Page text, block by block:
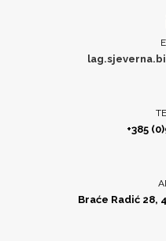
+385
Braće Radić 28,